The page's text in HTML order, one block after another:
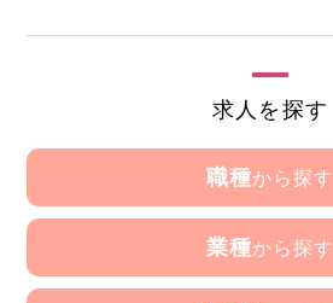
求人を探す
職種から探す
業種から探す